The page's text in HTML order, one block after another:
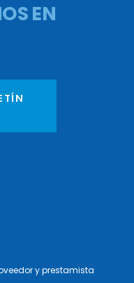
EN
y prestamista